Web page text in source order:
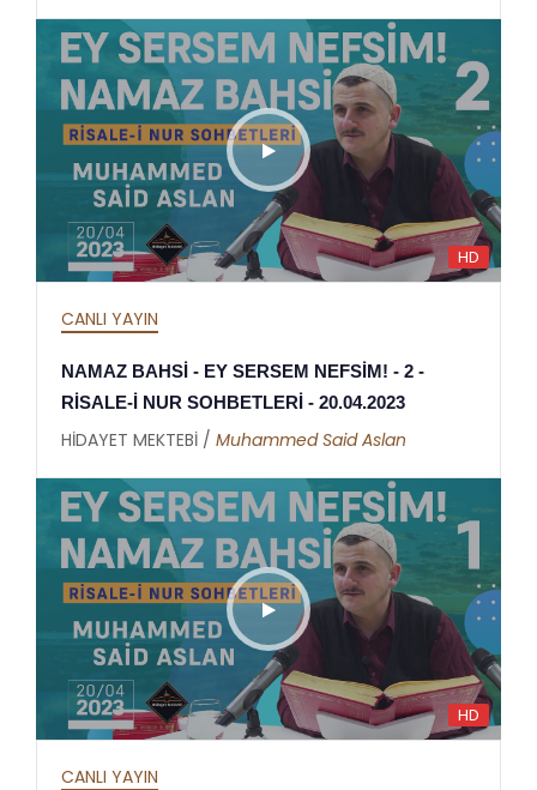
HD
CANLI YAYIN
NAMAZ BAHSİ - EY SERSEM NEFSİM! - 2 -
RİSALE-İ NUR SOHBETLERİ - 20.04.2023
HİDAYET MEKTEBİ / Muhammed Said Aslan
HD
CANLI YAYIN